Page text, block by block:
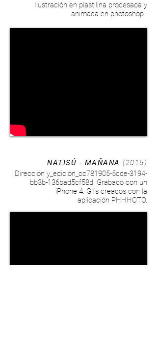
Ilustración en plastilina procesada y
animada en photoshop.
NATISÚ - MAÑANA (2015)
Dirección y_edición_cc781905-5cde-3194-
bb3b-136bad5cf58d. Grabado con un
iPhone 4. Gifs creados con la
aplicación PHHHOTO.